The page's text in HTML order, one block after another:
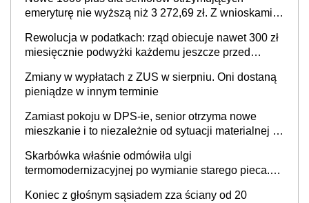
finansowania
emeryturę nie wyższą niż 3 272,69 zł. Z wnioskami
nie otrzymają
Rewolucja w podatkach: rząd obiecuje nawet 300 zł
miesięcznie podwyżki każdemu jeszcze przed
Zmiany w wypłatach z ZUS w sierpniu. Oni dostaną
pieniądze w innym terminie
Zamiast pokoju w DPS-ie, senior otrzyma nowe
mieszkanie i to niezależnie od sytuacji materialnej –
roku życia
Skarbówka właśnie odmówiła ulgi
termomodernizacyjnej po wymianie starego pieca.
Koniec z głośnym sąsiadem zza ściany od 20